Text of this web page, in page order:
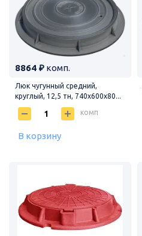
8864 ₽ комп.
Люк чугунный средний,
круглый, 12,5 тн, 740х600х80...
комп
В корзину